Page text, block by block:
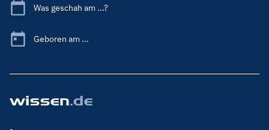
Was geschah am ...?
Geboren am ...